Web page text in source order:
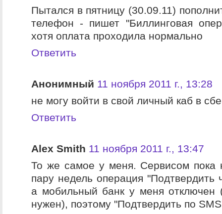
Пытался в пятницу (30.09.11)
телефон - пишет "Биллинговая
хотя оплата проходила нормально
Ответить
Анонимный 11 ноября 2011 г., 13:28
не могу войти в свой личный каб в
Ответить
Alex Smith 11 ноября 2011 г., 13:47
То же самое у меня. Сервисом пока
пару недель операция "Подтвердить
а мобильный банк у меня отключен
нужен), поэтому "Подтвердить по